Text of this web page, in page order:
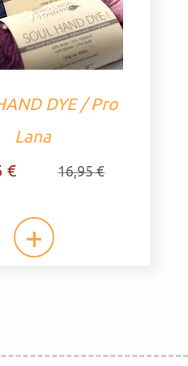
DYE / Pro
Lana
€
16,95 €